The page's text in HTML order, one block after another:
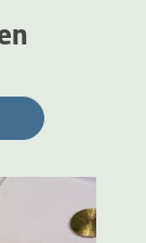
Vorige en